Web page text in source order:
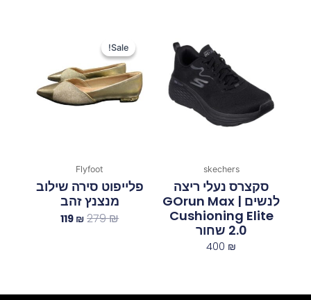
skechers
סקצרס נעלי ריצה
לנשים | GOrun Max
Cushioning Elite
2.0 שחור
400 ₪
Sale!
Sale!
Flyfoot
פלייפוט סירה שילוב
מנצנץ זהב
279₪
279 ₪.
119 ₪
119 ₪.